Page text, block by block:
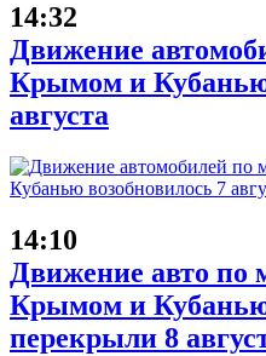
14:32
Движение
Крымом и Кубанью
августа
14:10
Движение авто по
Крымом и
перекрыли 8